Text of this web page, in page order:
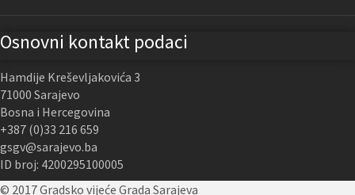
Osnovni kontakt podaci
Hamdije Kreševljakovića 3
71000 Sarajevo
Bosna i Hercegovina
+387 (0)33 216 659
gsgv@sarajevo.ba
ID broj: 4200295100005
© 2017 Gradsko vijeće Grada Sarajeva